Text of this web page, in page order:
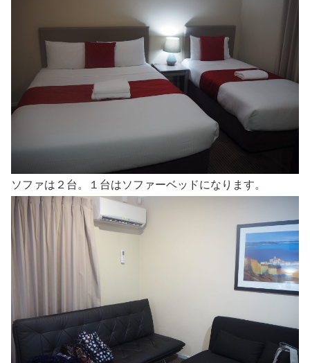
ソファは２台。１台はソファーベッドになります。